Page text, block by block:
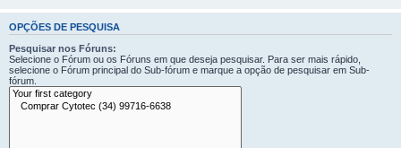
OPÇÕES DE PESQUISA
Pesquisar nos Fóruns:
Selecione o Fórum ou os Fóruns em que deseja pesquisar. Para ser mais rápido,
selecione o Fórum principal do Sub-fórum e marque a opção de pesquisar em Sub-
fórum.